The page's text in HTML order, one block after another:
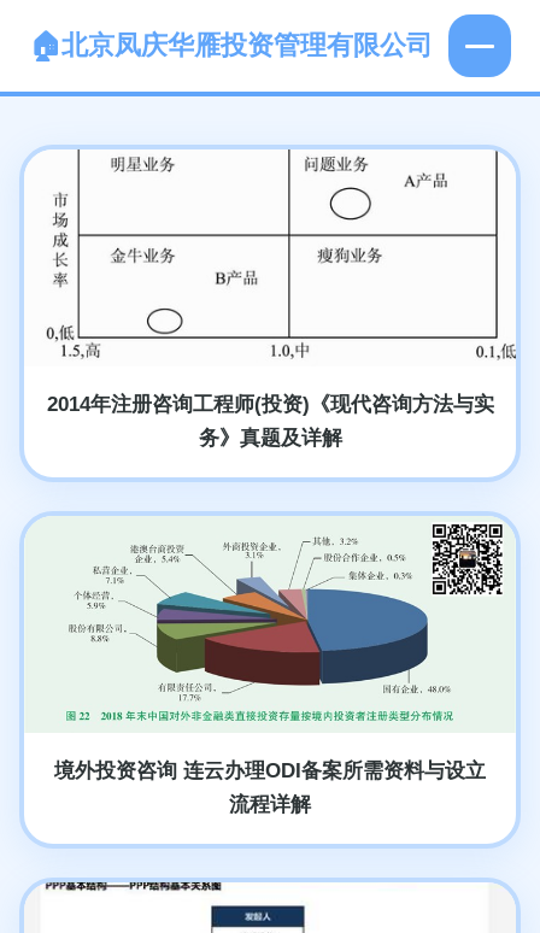
北京凤庆华雁投资管理有限公司
2014年注册咨询工程师(投资)《现代咨询方法与实
务》真题及详解
境外投资咨询 连云办理ODI备案所需资料与设立
流程详解